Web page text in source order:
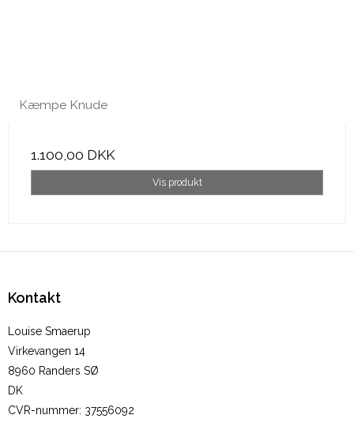
Kæmpe Knude
1.100,00 DKK
Vis produkt
Kontakt
Louise Smaerup
Virkevangen 14
8960 Randers SØ
DK
CVR-nummer: 37556092